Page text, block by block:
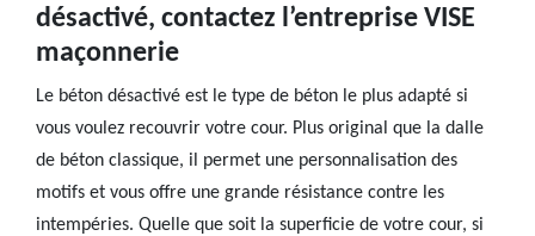
désactivé, contactez l’entreprise VISE
maçonnerie
Le béton désactivé est le type de béton le plus adapté si
vous voulez recouvrir votre cour. Plus original que la dalle
de béton classique, il permet une personnalisation des
motifs et vous offre une grande résistance contre les
intempéries. Quelle que soit la superficie de votre cour, si